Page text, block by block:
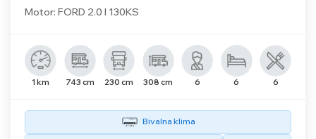
Motor: FORD 2.0 l 130KS
1 km 743 cm 230 cm 308 cm 6 6 6
Bivalna klima